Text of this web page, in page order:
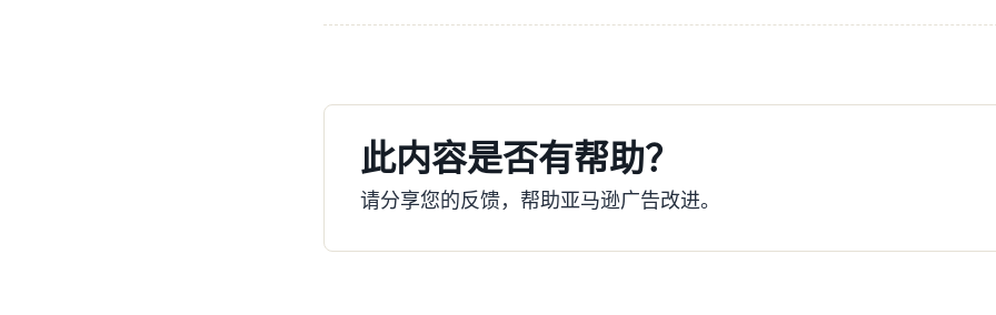
此内容是否有帮助？
请分享您的反馈，帮助亚马逊广告改进。